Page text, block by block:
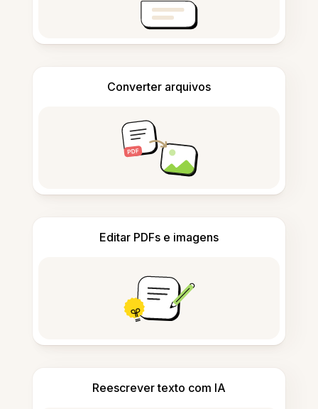
Converter arquivos
Editar PDFs e imagens
Reescrever texto com IA